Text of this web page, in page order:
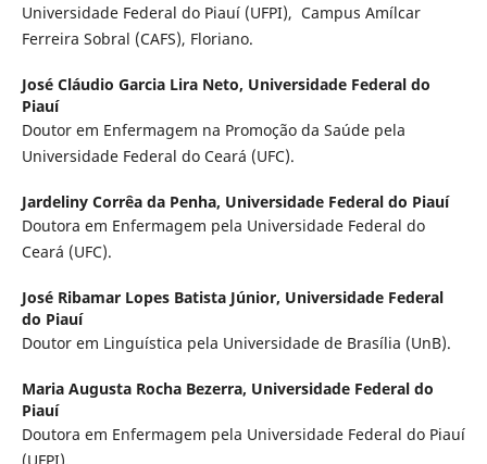
Universidade Federal do Piauí (UFPI), Campus Amílcar
Ferreira Sobral (CAFS), Floriano.
José Cláudio Garcia Lira Neto, Universidade Federal do
Piauí
Doutor em Enfermagem na Promoção da Saúde pela
Universidade Federal do Ceará (UFC).
Jardeliny Corrêa da Penha, Universidade Federal do Piauí
Doutora em Enfermagem pela Universidade Federal do
Ceará (UFC).
José Ribamar Lopes Batista Júnior, Universidade Federal
do Piauí
Doutor em Linguística pela Universidade de Brasília (UnB).
Maria Augusta Rocha Bezerra, Universidade Federal do
Piauí
Doutora em Enfermagem pela Universidade Federal do Piauí